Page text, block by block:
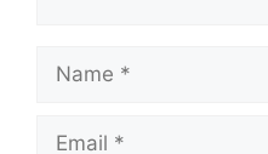
Name
Email